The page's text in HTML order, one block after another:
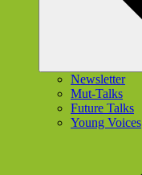
Newsletter
Mut-Talks
Future Talks
Young Voices